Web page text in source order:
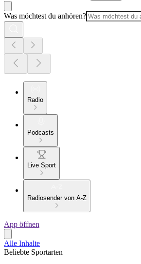
Was möchtest du anhören?
Radio
Podcasts
Live Sport
Radiosender von A-Z
App öffnen
Alle Inhalte
Beliebte Sportarten